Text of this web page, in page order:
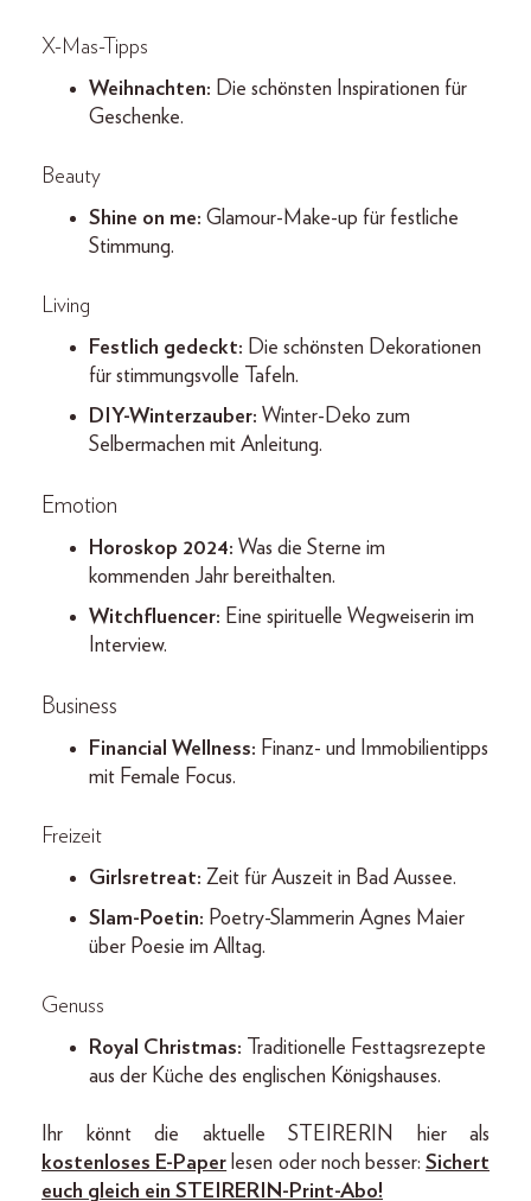
X-Mas-Tipps
Weihnachten: Die schönsten Inspirationen für
Geschenke.
Beauty
Shine on me: Glamour-Make-up für festliche
Stimmung.
Living
Festlich gedeckt: Die schönsten Dekorationen
für stimmungsvolle Tafeln.
DIY-Winterzauber: Winter-Deko zum
Selbermachen mit Anleitung.
Emotion
Horoskop 2024: Was die Sterne im
kommenden Jahr bereithalten.
Witchfluencer: Eine spirituelle Wegweiserin im
Interview.
Business
Financial Wellness: Finanz- und Immobilientipps
mit Female Focus.
Freizeit
Girlsretreat: Zeit für Auszeit in Bad Aussee.
Slam-Poetin: Poetry-Slammerin Agnes Maier
über Poesie im Alltag.
Genuss
Royal Christmas: Traditionelle Festtagsrezepte
aus der Küche des englischen Königshauses.
Ihr könnt die aktuelle STEIRERIN hier als
kostenloses E-Paper lesen oder noch besser:Sichert
euch gleich ein STEIRERIN-Print-Abo!